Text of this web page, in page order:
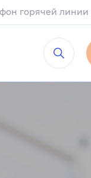
горячей линии